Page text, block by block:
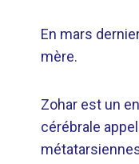
En mars
mère.
Zohar est un
cérébrale